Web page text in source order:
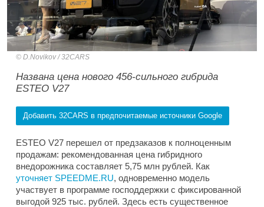
D.Novikov / 32CARS
Названа цена нового 456-сильного гибрида
ESTEO V27
Добавить 32CARS в предпочитаемые источники Google
ESTEO V27 перешел от предзаказов к полноценным
продажам: рекомендованная цена гибридного
внедорожника составляет 5,75 млн рублей. Как
уточняет SPEEDME.RU, одновременно модель
участвует в программе господдержки с фиксированной
выгодой 925 тыс. рублей. Здесь есть существенное